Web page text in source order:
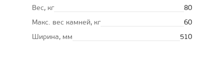
Вес, кг
80
Макс. вес камней, кг
60
Ширина, мм
510